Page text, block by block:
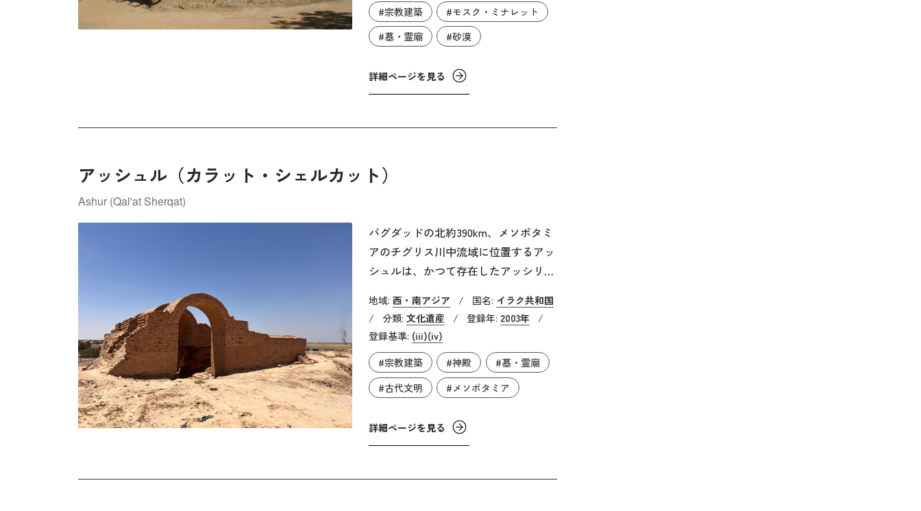
にイスラム教を国教に定めました。ア
スキア・モハメド央の泥を固めてつく
られている墳墓は、丸みを帯びた形が
特徴で、西アフリカのサヘル地域特有
の建築様式を代表する建造物です。15
塩と金を中心としたサハラ交易を掌握
物語るものだとも言えます。付近一帯
には墳墓のほか、平屋根の2つのモス
壊などを理由に、危機遺産リストに登
録されました。
#宗教建築
#モスク・ミナレット
#墓・霊廟
#砂漠
詳細ページを見る
アッシュル（カラット・シェルカット）
Ashur (Qal'at Sherqat)
バグダッドの北約390km、メソポタミ
アのチグリス川中流域に位置するアッ
シュルは、かつて存在したアッシリア
在ではカラット・シェルカットと呼ば
れています。都市の起源は紀元前3千
年紀前半、シュメール人の初期王朝が
存在していた時代に遡ります。アッカ
ド帝国（紀元前2334～前2154年頃）の
3王朝（紀元2112～前2004年頃）には
統治下に置かれていました。紀元前14
リア帝国の都が置かれ、西アジアの交
地域: 西・南アジア / 国名: イラク共和国
/
分類: 文化遺産 / 登録年: 2003年
/
登録基準: (iii)(iv)
#宗教建築
#神殿
#墓・霊廟
#古代文明
#メソポタミア
詳細ページを見る